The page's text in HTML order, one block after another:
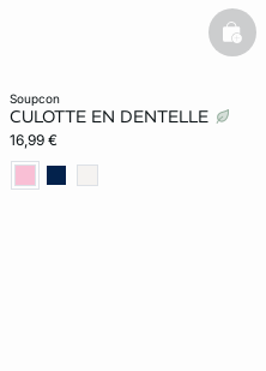
soupcon
CULOTTE EN DENTELLE
16,99 €